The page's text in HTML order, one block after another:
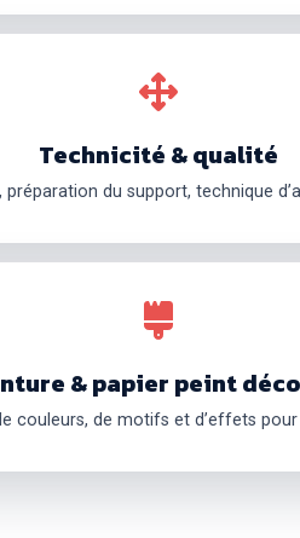
Technicité & qualité
préparation du support, technique
& papier peint
couleurs, de motifs et d’effets